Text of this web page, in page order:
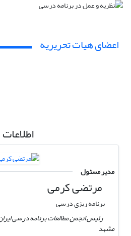
اعضای هیات تحریریه
اطلاعات
مدیر مسئول
مرتضی کرمی
برنامه ریزی درسی
رئیس انجمن مطالعات برنامه درسی
مشهد